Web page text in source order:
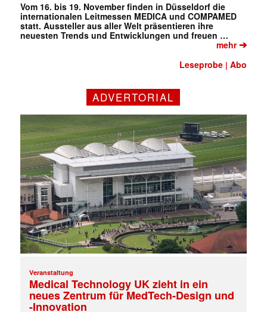
Vom 16. bis 19. November finden in Düsseldorf die
internationalen Leitmessen MEDICA und COMPAMED
statt. Aussteller aus aller Welt präsentieren ihre
neuesten Trends und Entwicklungen und freuen …
mehr➔
Leseprobe |Abo
ADVERTORIAL
Veranstaltung
Medical Technology UK zieht in ein
neues Zentrum für MedTech-Design und
-Innovation